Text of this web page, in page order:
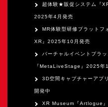
超体験★販促システム『
2025年4月発売
MR体験型研修プラット
XR』2025年10月発売
バーチャルイベントプラ
『MetaLiveStage』2025年
3D空間キャプチャーアプ
開発中
XR Museum『Artlogue』